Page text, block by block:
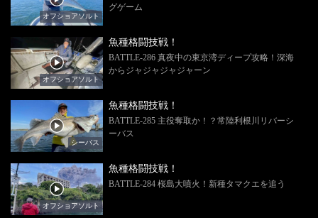
オフショアソルト
グゲーム
オフショアソルト
魚種格闘技戦！
BATTLE-286 真夜中の東京湾ディープ攻略！深海
からジャジャジャジャーン
シーバス
魚種格闘技戦！
BATTLE-285 主役奪取か！？常陸利根川リバーシ
ーバス
オフショアソルト
魚種格闘技戦！
BATTLE-284 桜島大噴火！新種タマクエを追う